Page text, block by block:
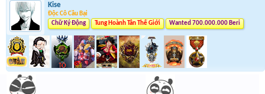
Kise
Độc Cô Cầu Bại
Chữ Ký Động
Tung Hoành Tân Thế Giới Wanted 700.000.000 Beri